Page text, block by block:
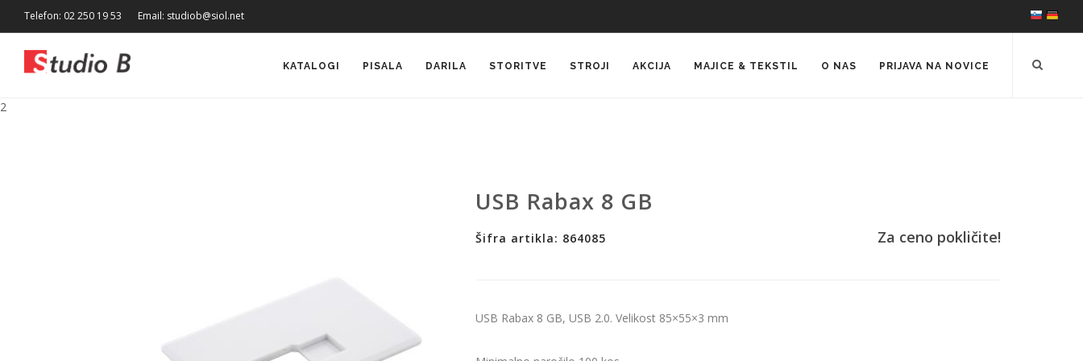
Telefon: 02 250 19 53 Email: studiob@siol.net
KATALOGI PISALA DARILA STORITVE STROJI AKCIJA MAJICE & TEKSTIL O NAS PRIJAVA NA NOVICE
2
USB Rabax 8 GB
Šifra artikla: 864085 Za ceno pokličite!
USB Rabax 8 GB, USB 2.0. Velikost 85×55×3 mm